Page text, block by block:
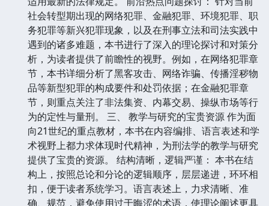
社会转型期出现的网络犯罪、金融犯罪、环境犯罪、职
务犯罪等新兴犯罪现象，以及在刑事立法和司法实践中
遇到的诸多难题，本书进行了深入的理论探讨和对策分
析，为读者提供了前瞻性的视野。例如，在网络犯罪章
节，本书详细分析了黑客攻击、网络诈骗、传播淫秽物
品等新型犯罪的构成要件和处罚依据；在金融犯罪章
节，则重点关注了非法集资、内幕交易、操纵市场等行
为的定性与量刑。 三、 教学与研究的宝贵资源 作为面
向21世纪的重点教材，本书在内容编排、语言表述和学
术视野上都力求体现时代精神，为刑法学的教学与研究
提供了宝贵的资源。 结构清晰，逻辑严谨： 本书在结
构上，按照总论和分论的逻辑顺序，层层递进，环环相
扣，便于读者系统学习。语言表述上，力求清晰、准
确、规范，避免使用过于晦涩的术语，使理论阐述更具